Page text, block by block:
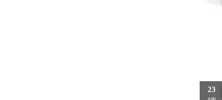
23
дни